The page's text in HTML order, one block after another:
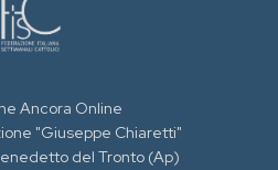
Ancora Online
"Giuseppe Chiaretti"
del Tronto (Ap)